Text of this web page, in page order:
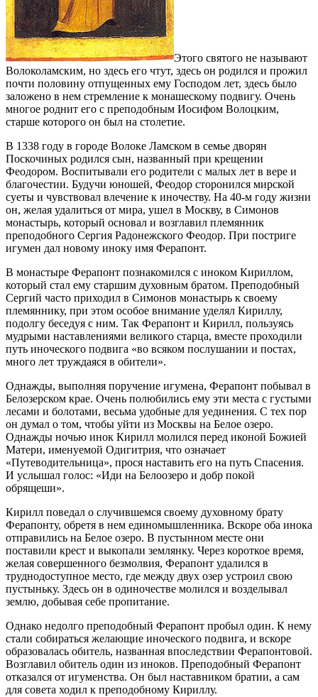
Этого святого не называют
Волоколамским, но здесь его чтут, здесь он родился и прожил
почти половину отпущенных ему Господом лет, здесь было
заложено в нем стремление к монашескому подвигу. Очень
многое роднит его с преподобным Иосифом Волоцким,
старше которого он был на столетие.
В 1338 году в городе Волоке Ламском в семье дворян
Поскочиных родился сын, названный при крещении
Феодором. Воспитывали его родители с малых лет в вере и
благочестии. Будучи юношей, Феодор сторонился мирской
суеты и чувствовал влечение к иночеству. На 40-м году жизни
он, желая удалиться от мира, ушел в Москву, в Симонов
монастырь, который основал и возглавил племянник
преподобного Сергия Радонежского Феодор. При постриге
игумен дал новому иноку имя Ферапонт.
В монастыре Ферапонт познакомился с иноком Кириллом,
который стал ему старшим духовным братом. Преподобный
Сергий часто приходил в Симонов монастырь к своему
племяннику, при этом особое внимание уделял Кириллу,
подолгу беседуя с ним. Так Ферапонт и Кирилл, пользуясь
мудрыми наставлениями великого старца, вместе проходили
путь иноческого подвига «во всяком послушании и постах,
много лет труждаяся в обители».
Однажды, выполняя поручение игумена, Ферапонт побывал в
Белозерском крае. Очень полюбились ему эти места с густыми
лесами и болотами, весьма удобные для уединения. С тех пор
он думал о том, чтобы уйти из Москвы на Белое озеро.
Однажды ночью инок Кирилл молился перед иконой Божией
Матери, именуемой Одигитрия, что означает
«Путеводительница», прося наставить его на путь Спасения.
И услышал голос: «Иди на Белоозеро и добр покой
обрящеши».
Кирилл поведал о случившемся своему духовному брату
Ферапонту, обретя в нем единомышленника. Вскоре оба инока
отправились на Белое озеро. В пустынном месте они
поставили крест и выкопали землянку. Через короткое время,
желая совершенного безмолвия, Ферапонт удалился в
труднодоступное место, где между двух озер устроил свою
пустыньку. Здесь он в одиночестве молился и возделывал
землю, добывая себе пропитание.
Однако недолго преподобный Ферапонт пробыл один. К нему
стали собираться желающие иноческого подвига, и вскоре
образовалась обитель, названная впоследствии Ферапонтовой.
Возглавил обитель один из иноков. Преподобный Ферапонт
отказался от игуменства. Он был наставником братии, а сам
для совета ходил к преподобному Кириллу.